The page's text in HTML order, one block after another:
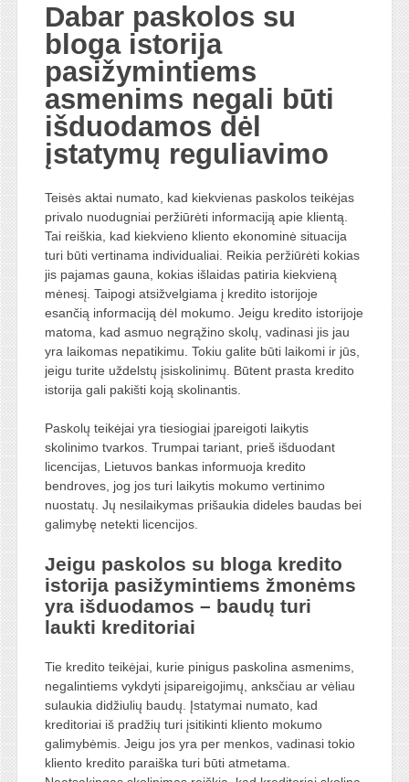
Dabar paskolos su
bloga istorija
pasižymintiems
asmenims negali būti
išduodamos dėl
įstatymų reguliavimo
Teisės aktai numato, kad kiekvienas paskolos teikėjas
privalo nuodugniai peržiūrėti informaciją apie klientą.
Tai reiškia, kad kiekvieno kliento ekonominė situacija
turi būti vertinama individualiai. Reikia peržiūrėti kokias
jis pajamas gauna, kokias išlaidas patiria kiekvieną
mėnesį. Taipogi atsižvelgiama į kredito istorijoje
esančią informaciją dėl mokumo. Jeigu kredito istorijoje
matoma, kad asmuo negrąžino skolų, vadinasi jis jau
yra laikomas nepatikimu. Tokiu galite būti laikomi ir jūs,
jeigu turite uždelstų įsiskolinimų. Būtent prasta kredito
istorija gali pakišti koją skolinantis.
Paskolų teikėjai yra tiesiogiai įpareigoti laikytis
skolinimo tvarkos. Trumpai tariant, prieš išduodant
licencijas, Lietuvos bankas informuoja kredito
bendroves, jog jos turi laikytis mokumo vertinimo
nuostatų. Jų nesilaikymas prišaukia dideles baudas bei
galimybę netekti licencijos.
Jeigu paskolos su bloga kredito
istorija pasižymintiems žmonėms
yra išduodamos – baudų turi
laukti kreditoriai
Tie kredito teikėjai, kurie pinigus paskolina asmenims,
negalintiems vykdyti įsipareigojimų, anksčiau ar vėliau
sulaukia didžiulių baudų. Įstatymai numato, kad
kreditoriai iš pradžių turi įsitikinti kliento mokumo
galimybėmis. Jeigu jos yra per menkos, vadinasi tokio
kliento kredito paraiška turi būti atmetama.